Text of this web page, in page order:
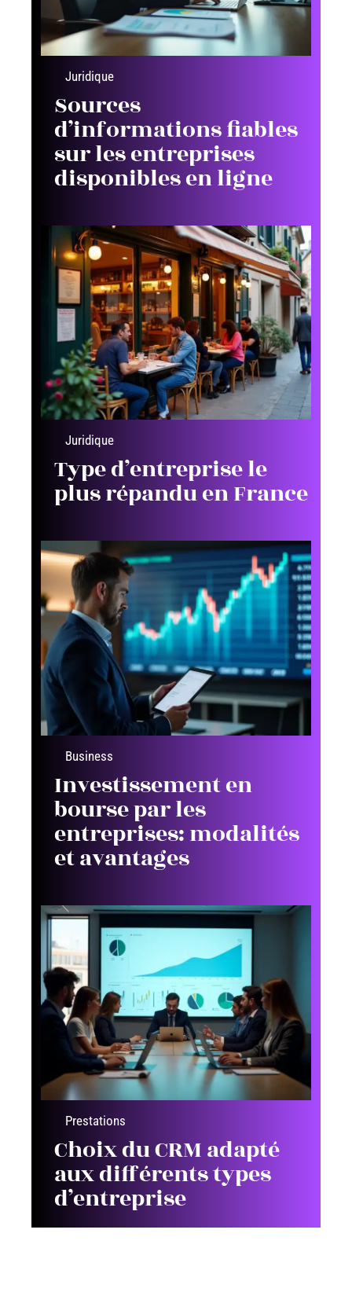
Juridique
Sources
d’informations fiables
sur les entreprises
disponibles en ligne
Juridique
Type d’entreprise le
plus répandu en France
Business
Investissement en
bourse par les
entreprises: modalités
et avantages
Prestations
Choix du CRM adapté
aux différents types
d’entreprise